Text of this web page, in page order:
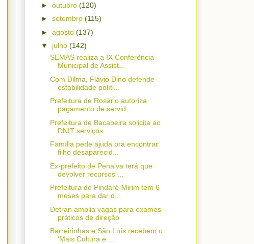
► outubro (120)
► setembro (115)
► agosto (137)
▼ julho (142)
SEMAS realiza a IX Conferência
Municipal de Assist...
Com Dilma, Flávio Dino defende
estabilidade políti...
Prefeitura de Rosário autoriza
pagamento de servid...
Prefeitura de Bacabeira solicita ao
DNIT serviços ...
Família pede ajuda pra encontrar
filho desaparecid...
Ex-prefeito de Penalva terá que
devolver recursos ...
Prefeitura de Pindaré-Mirim tem 6
meses para dar d...
Detran amplia vagas para exames
práticos de direção
Barreirinhas e São Luís recebem o
‘Mais Cultura e ...